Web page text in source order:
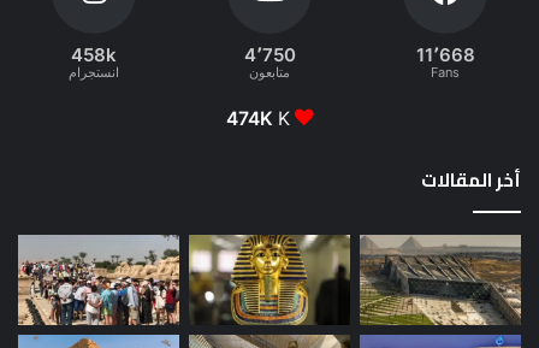
11٬668
Fans
4٬750
متابعون
458k
انستجرام
474K K
أخر المقالات